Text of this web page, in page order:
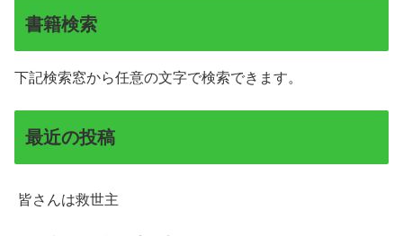
書籍検索
下記検索窓から任意の文字で検索できます。
最近の投稿
皆さんは救世主